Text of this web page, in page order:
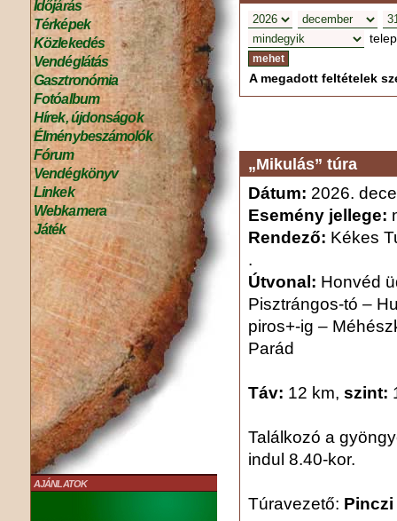
Időjárás
Térképek
Közlekedés
Vendéglátás
Gasztronómia
Fotóalbum
Hírek, újdonságok
Élménybeszámolók
Fórum
Vendégkönyv
Linkek
Webkamera
Játék
AJÁNLATOK
A megadott feltételek
„Mikulás” túra
Dátum: 2026.
Esemény jellege:
Rendező: Kékes
.
Útvonal: Honvéd
Pisztrángos-tó –
piros+-ig –
Parád
Táv: 12 km, szint:
Találkozó a
indul 8.40-kor.
Túravezető: Pinczi